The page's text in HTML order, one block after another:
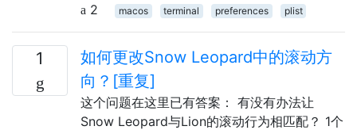
2
macos terminal preferences plist
1
如何更改Snow Leopard中的滚动方
向？[重复]
这个问题在这里已有答案： 有没有办法让
Snow Leopard与Lion的滚动行为相匹配？ 1个